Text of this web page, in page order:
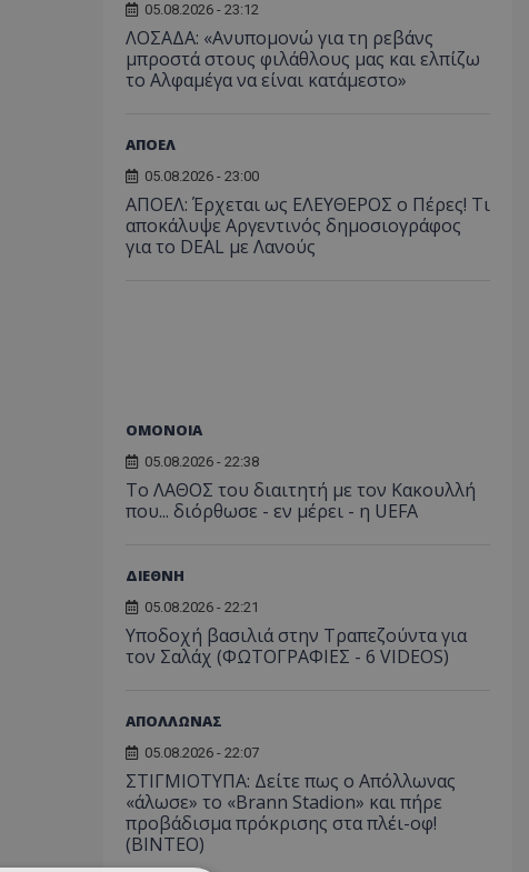
05.08.2026 - 23:12
ΛΟΣΑΔΑ: «Ανυπομονώ για τη ρεβάνς
μπροστά στους φιλάθλους μας και ελπίζω
το Αλφαμέγα να είναι κατάμεστο»
ΑΠΟΕΛ
05.08.2026 - 23:00
ΑΠΟΕΛ: Έρχεται ως ΕΛΕΥΘΕΡΟΣ ο Πέρες! Τι
αποκάλυψε Αργεντινός δημοσιογράφος
για το DEAL με Λανούς
ΟΜΟΝΟΙΑ
05.08.2026 - 22:38
Το ΛΑΘΟΣ του διαιτητή με τον Κακουλλή
που... διόρθωσε - εν μέρει - η UEFA
ΔΙΕΘΝΗ
05.08.2026 - 22:21
Υποδοχή βασιλιά στην Τραπεζούντα για
τον Σαλάχ (ΦΩΤΟΓΡΑΦΙΕΣ - 6 VIDEOS)
ΑΠΟΛΛΩΝΑΣ
05.08.2026 - 22:07
ΣΤΙΓΜΙΟΤΥΠΑ: Δείτε πως ο Απόλλωνας
«άλωσε» το «Brann Stadion» και πήρε
προβάδισμα πρόκρισης στα πλέι-οφ!
(ΒΙΝΤΕΟ)